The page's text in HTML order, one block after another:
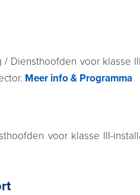
Diensthoofden voor klasse
Meer info & Programma
voor klasse III-